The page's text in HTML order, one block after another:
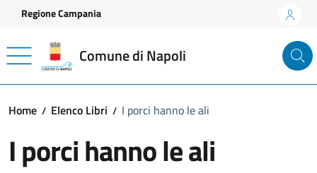
Vai ai contenuti
Vai al footer
Regione Campania
Comune di Napoli
Home Elenco Libri I porci hanno le ali
I porci hanno le ali